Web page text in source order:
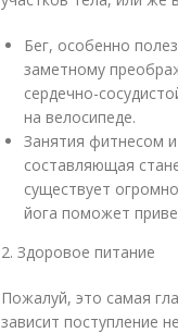
Бег, особенно
заметному
сердечно-
на велосипеде.
Занятия фитнесом
составляющая
существует
йога поможет
2. Здоровое питание
Пожалуй, это самая
зависит поступление